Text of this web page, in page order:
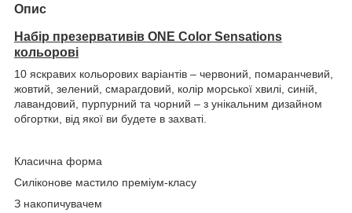
Опис
Набір презервативів ONE Color Sensations
кольорові
10 яскравих кольорових варіантів – червоний, помаранчевий,
жовтий, зелений, смарагдовий, колір морської хвилі, синій,
лавандовий, пурпурний та чорний – з унікальним дизайном
обгортки, від якої ви будете в захваті.
Класична форма
Силіконове мастило преміум-класу
З накопичувачем